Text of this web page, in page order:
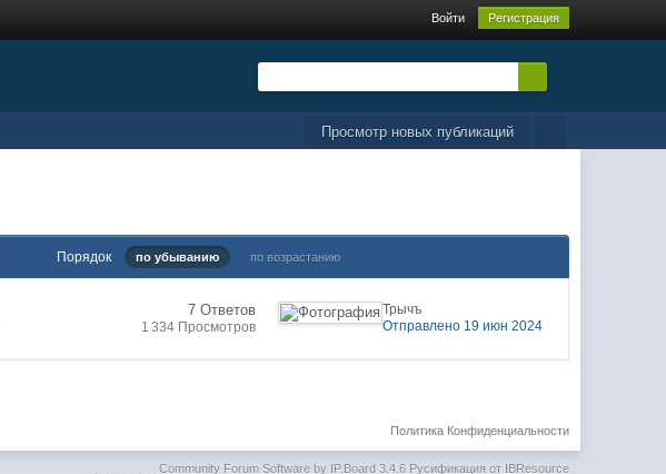
Войти Регистрация
Просмотр новых публикаций
Порядок по убыванию по возрастанию
7 Ответов
1 334 Просмотров
Трычъ
Отправлено 19 июн 2024
Политика Конфиденциальности
Community Forum Software by IP.Board 3.4.6Русификация от IBResource